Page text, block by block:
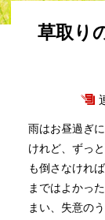
草取り
雨はお昼過ぎ
けれど、ずっ
も倒さなけれ
まではよかっ
まい、失意の